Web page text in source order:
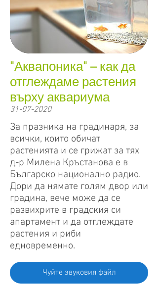
"Аквапоника" – как да
отглеждаме растения
върху аквариума
31-07-2020
За празника на градинаря, за
всички, които обичат
растенията и се грижат за тях
д-р Милена Кръстанова е в
Българско национално радио.
Дори да нямате голям двор или
градина, вече може да се
развихрите в градския си
апартамент и да отглеждате
растения и риби
едновременно.
Чуйте звуковия файл